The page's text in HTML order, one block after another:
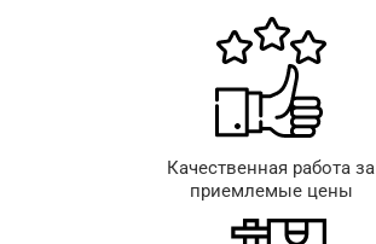
Качественная работа за
приемлемые цены